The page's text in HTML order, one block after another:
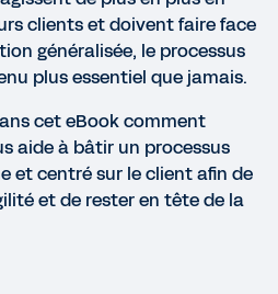
clients et doivent faire face
généralisée, le processus
plus essentiel que jamais.
cet eBook comment
aide à bâtir un processus
et centré sur le client afin de
et de rester en tête de la